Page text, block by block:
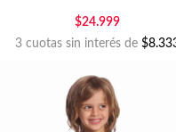
$24.999
3 cuotas sin interés de